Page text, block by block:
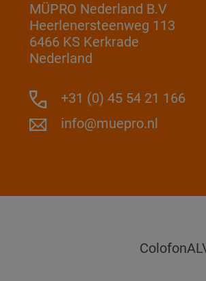
MÜPRO Nederland B.V
Heerlenersteenweg 113
6466 KS Kerkrade
Nederland
+31 (0) 45 54 21 166
info@muepro.nl
Colofon